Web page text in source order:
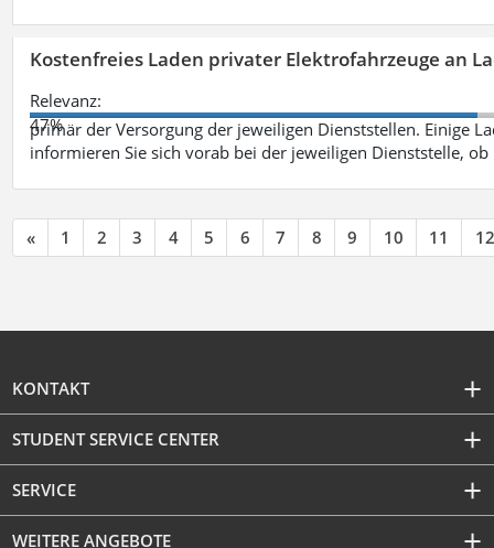
Kostenfreies Laden privater Elektrofahrzeuge an
Relevanz:
47%
primär der Versorgung der jeweiligen Dienststellen. Einige
informieren Sie sich vorab bei der jeweiligen Dienststelle, ob
« 1 2 3 4 5 6 7 8 9 10 11 12
KONTAKT
STUDENT SERVICE CENTER
SERVICE
WEITERE ANGEBOTE